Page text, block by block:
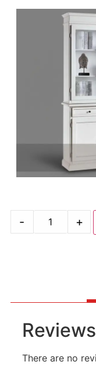
- +
Reviews
There are no